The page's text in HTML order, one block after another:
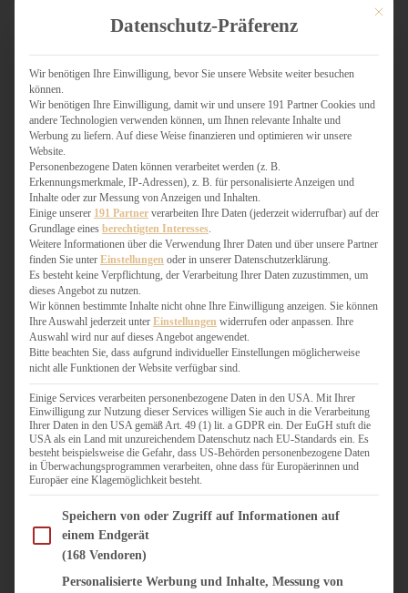
KUCHEN
LOW CARB & GESÜNDER
MY AMERICAN BAKERY
SCHOKOLADIGES
SÜSSES HAUPTGERICHT
TÖRTCHEN
VEGAN SÜSS
WEIHNACHTSBÄCKEREI
HERZHAFT
BURGER & SANDWICHES
FIX AUF DEM TISCH
FLEISCH & FISCH
GRILLEN / BARBECUE
HERZHAFTES BACKEN
ONE-POT-GERICHTE
PASTA & NUDELGERICHTE
PIZZA, TARTES & QUICHES
REIS & RISOTTO
SALATE & SNACKS
SUPPENKASPEREIEN
VORSPEISEN
Mit
Datenschutz-Präferenz
Wir benötigen Ihre Einwilligung, bevor Sie unsere Website weiter besuchen
können.
Wir benötigen Ihre Einwilligung, damit wir und unsere 191 Partner Cookies und
andere Technologien verwenden können, um Ihnen relevante Inhalte und
Werbung zu liefern. Auf diese Weise finanzieren und optimieren wir unsere
Website.
Personenbezogene Daten können verarbeitet werden (z. B.
Erkennungsmerkmale, IP-Adressen), z. B. für personalisierte Anzeigen und
Inhalte oder zur Messung von Anzeigen und Inhalten.
Einige unserer 191 Partner verarbeiten Ihre Daten (jederzeit widerrufbar) auf der
Grundlage eines berechtigten Interesses
Weitere Informationen über die Verwendung Ihrer Daten und über unsere Partner
finden Sie unter Einstellungen oder in unserer Datenschutzerklärung.
Es besteht keine Verpflichtung, der Verarbeitung Ihrer Daten zuzustimmen, um
dieses Angebot zu nutzen.
Wir können bestimmte Inhalte nicht ohne Ihre Einwilligung anzeigen. Sie können
Ihre Auswahl jederzeit unter Einstellungen widerrufen oder anpassen. Ihre
Auswahl wird nur auf dieses Angebot angewendet.
Bitte beachten Sie, dass aufgrund individueller Einstellungen möglicherweise
nicht alle Funktionen der Website verfügbar sind.
Einige Services verarbeiten personenbezogene Daten in den USA. Mit Ihrer
Einwilligung zur Nutzung dieser Services willigen Sie auch in die Verarbeitung
Ihrer Daten in den USA gemäß Art. 49 (1) lit. a GDPR ein. Der EuGH stuft die
USA als ein Land mit unzureichendem Datenschutz nach EU-Standards ein. Es
besteht beispielsweise die Gefahr, dass US-Behörden personenbezogene Daten
in Überwachungsprogrammen verarbeiten, ohne dass für Europäerinnen und
Europäer eine Klagemöglichkeit besteht.
Im Folgenden finden Sie eine Liste der Zwecke des IAB Transparency and Consent
Speichern von oder Zugriff auf Informationen auf
einem Endgerät
(168 Vendoren)
Personalisierte Werbung und Inhalte, Messung von